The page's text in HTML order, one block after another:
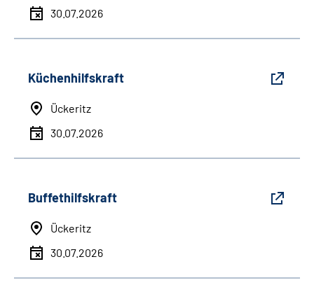
30.07.2026
Küchenhilfskraft
Ückeritz
30.07.2026
Buffethilfskraft
Ückeritz
30.07.2026